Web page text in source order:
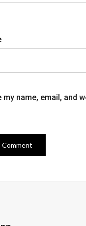
my name, email, and